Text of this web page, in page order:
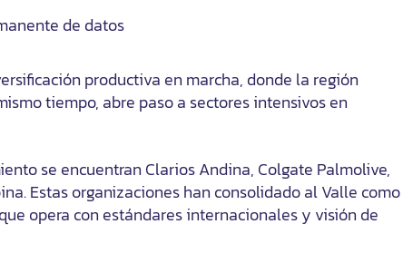
de datos
productiva en marcha, donde la región
tiempo, abre paso a sectores intensivos en
se encuentran Clarios Andina, Colgate Palmolive,
Estas organizaciones han consolidado al Valle como
opera con estándares internacionales y visión de